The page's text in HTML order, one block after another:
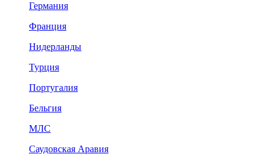
Германия
Франция
Нидерланды
Турция
Португалия
Бельгия
МЛС
Саудовская Аравия